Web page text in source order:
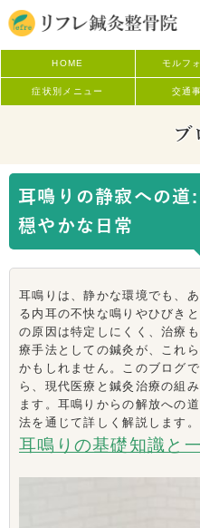
HOME モルフ
症状別メニュー 交通
ブ
耳鳴りの静寂への道
穏やかな日常
耳鳴りは、静かな環境でも、
る内耳の不快な鳴りやひびき
の原因は特定しにくく、治療
療手法としての鍼灸が、これ
かもしれません。このブログ
ら、現代医療と鍼灸治療の組
ます。耳鳴りからの解放への
法を通じて詳しく解説します。
耳鳴りの基礎知識と